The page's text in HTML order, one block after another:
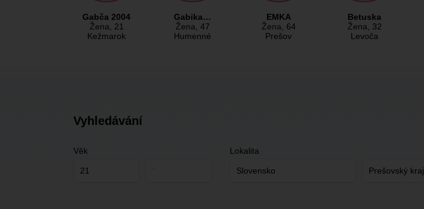
Gabča 2004
Žena, 21
Kežmarok
Gabika…
Žena, 47
Humenné
EMKA
Žena, 64
Prešov
Betuska
Žena, 32
Levoča
Vyhledávání
Věk Lokalita